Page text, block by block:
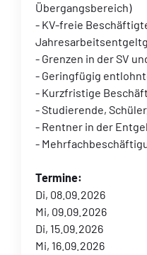
Übergangsbereich)
- KV-freie
- Grenzen in der SV
- Geringfügig
- Kurzfristige
- Studierende,
- Rentner in der
-
Termine:
Di, 08.09.2026
Mi, 09.09.2026
Di, 15.09.2026
Mi, 16.09.2026